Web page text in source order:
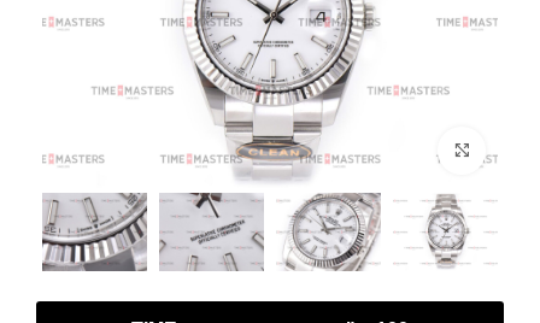
לחצו להגדלה